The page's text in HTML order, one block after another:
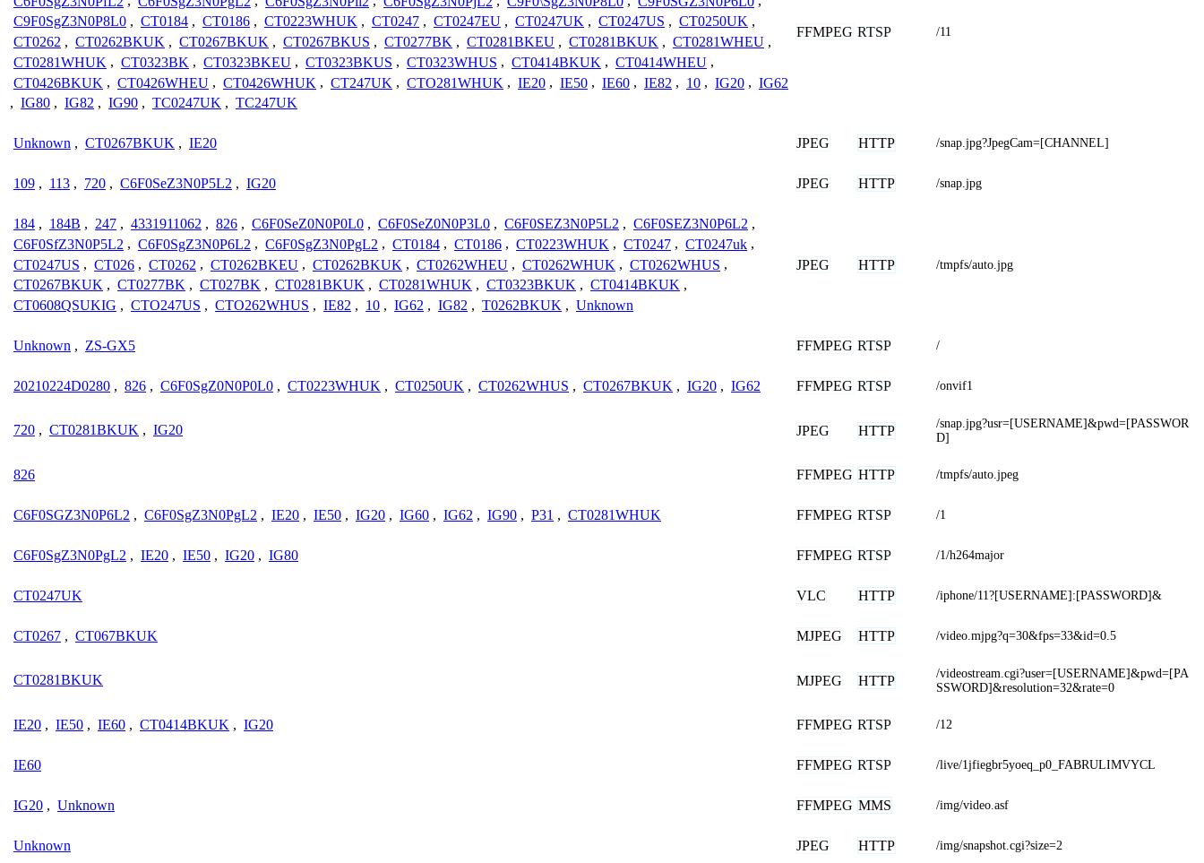
C9F0SgZ3N0P8L0 , CT0184 , CT0186 , CT0223WHUK , CT0247 , CT0247EU , CT0247UK , CT0247US , CT0250UK ,
CT0262 , CT0262BKUK , CT0267BKUK , CT0267BKUS , CT0277BK , CT0281BKEU , CT0281BKUK , CT0281WHEU ,
CT0281WHUK , CT0323BK , CT0323BKEU , CT0323BKUS , CT0323WHUS , CT0414BKUK , CT0414WHEU ,
CT0426BKUK , CT0426WHEU , CT0426WHUK , CT247UK , CTO281WHUK , IE20 , IE50 , IE60 , IE82 , 10 , IG20 , IG62
, IG80 , IG82 , IG90 , TC0247UK , TC247UK
FFMPEG RTSP /11
Unknown , CT0267BKUK , IE20 JPEG HTTP /snap.jpg?JpegCam=[CHANNEL]
109 , 113 , 720 , C6F0SeZ3N0P5L2 , IG20 JPEG HTTP /snap.jpg
184 , 184B , 247 , 4331911062 , 826 , C6F0SeZ0N0P0L0 , C6F0SeZ0N0P3L0 , C6F0SEZ3N0P5L2 , C6F0SEZ3N0P6L2 ,
C6F0SfZ3N0P5L2 , C6F0SgZ3N0P6L2 , C6F0SgZ3N0PgL2 , CT0184 , CT0186 , CT0223WHUK , CT0247 , CT0247uk ,
CT0247US , CT026 , CT0262 , CT0262BKEU , CT0262BKUK , CT0262WHEU , CT0262WHUK , CT0262WHUS ,
CT0267BKUK , CT0277BK , CT027BK , CT0281BKUK , CT0281WHUK , CT0323BKUK , CT0414BKUK ,
CT0608QSUKIG , CTO247US , CTO262WHUS , IE82 , 10 , IG62 , IG82 , T0262BKUK , Unknown
JPEG HTTP /tmpfs/auto.jpg
Unknown , ZS-GX5 FFMPEG RTSP /
20210224D0280 , 826 , C6F0SgZ0N0P0L0 , CT0223WHUK , CT0250UK , CT0262WHUS , CT0267BKUK , IG20 , IG62 FFMPEG RTSP /onvif1
720 , CT0281BKUK , IG20 JPEG HTTP
/snap.jpg?usr=[USERNAME]&pwd=[PASSWOR
D]
826 FFMPEG HTTP /tmpfs/auto.jpeg
C6F0SGZ3N0P6L2 , C6F0SgZ3N0PgL2 , IE20 , IE50 , IG20 , IG60 , IG62 , IG90 , P31 , CT0281WHUK FFMPEG RTSP /1
C6F0SgZ3N0PgL2 , IE20 , IE50 , IG20 , IG80 FFMPEG RTSP /1/h264major
CT0247UK VLC HTTP /iphone/11?[USERNAME]:[PASSWORD]&
CT0267 , CT067BKUK MJPEG HTTP /video.mjpg?q=30&fps=33&id=0.5
CT0281BKUK MJPEG HTTP
/videostream.cgi?user=[USERNAME]&pwd=[PA
SSWORD]&resolution=32&rate=0
IE20 , IE50 , IE60 , CT0414BKUK , IG20 FFMPEG RTSP /12
IE60 FFMPEG RTSP /live/1jfiegbr5yoeq_p0_FABRULIMVYCL
IG20 , Unknown FFMPEG MMS /img/video.asf
Unknown JPEG HTTP /img/snapshot.cgi?size=2